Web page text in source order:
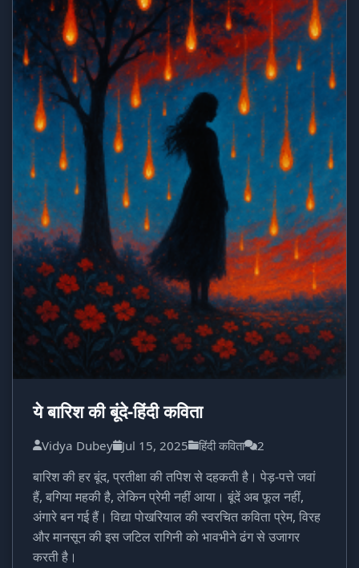
ये बारिश की बूंदे-हिंदी कविता
Vidya Dubey Jul 15, 2025 हिंदी कविता 2
बारिश की हर बूंद, प्रतीक्षा की तपिश से दहकती है। पेड़-पत्ते जवां
हैं, बगिया महकी है, लेकिन प्रेमी नहीं आया। बूंदें अब फूल नहीं,
अंगारे बन गई हैं। विद्या पोखरियाल की स्वरचित कविता प्रेम, विरह
और मानसून की इस जटिल रागिनी को भावभीने ढंग से उजागर
करती है।